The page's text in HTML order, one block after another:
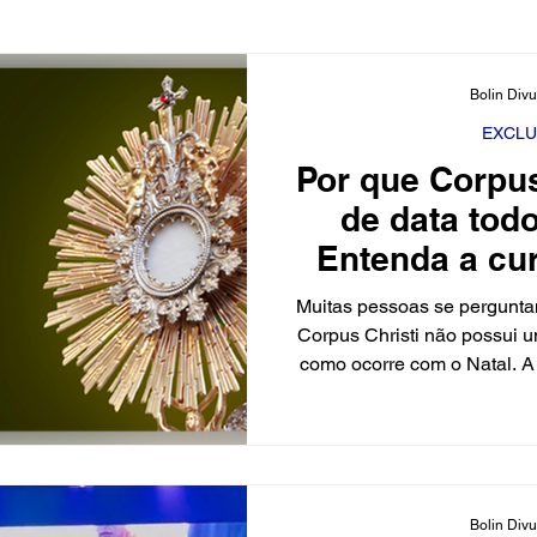
Cidades
Educação Influencer Luto Artista
Fofocas Redes Sociais Trânsito
Por que
de data
Entenda a
trás da
Muitas pessoas se
Corpus Christi não possui
como ocorre com o Natal.
Bolin
Bolin